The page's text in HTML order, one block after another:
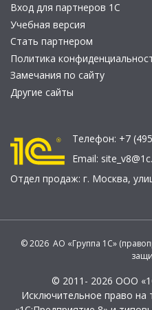
Вход для партнеров 1С
Учебная версия
Стать партнером
Политика
Замечания по сайту
Другие сайты
Телефон: +7
Email:
Отдел продаж: г. Москва,
© 2026 АО «Группа 1С»
© 2011- 2026 ООО
Исключительное право на